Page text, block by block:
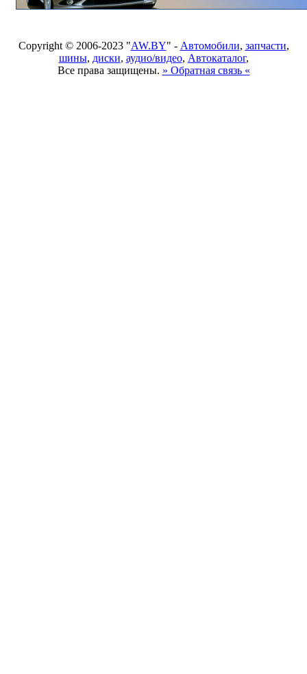
Copyright © 2006-2023 "AW.BY" - Автомобили, запчасти,
шины, диски, аудио/видео, Автокаталог,
Все права защищены. » Обратная связь «